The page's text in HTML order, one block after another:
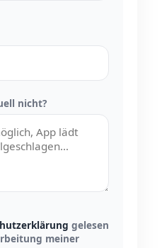
nicht?
gelesen
meiner